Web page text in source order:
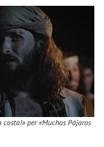
per «Muchos Pájaros